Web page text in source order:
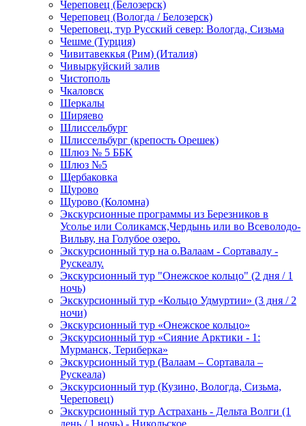
Череповец (Белозерск)
Череповец (Вологда / Белозерск)
Череповец, тур Русский север: Вологда, Сизьма
Чешме (Турция)
Чивитавеккья (Рим) (Италия)
Чивыркуйский залив
Чистополь
Чкаловск
Шеркалы
Ширяево
Шлиссельбург
Шлиссельбург (крепость Орешек)
Шлюз № 5 ББК
Шлюз №5
Щербаковка
Щурово
Щурово (Коломна)
Экскурсионные программы из Березников в
Усолье или Соликамск,Чердынь или во Всеволодо-
Вильву, на Голубое озеро.
Экскурсионный тур на о.Валаам - Сортавалу -
Рускеалу.
Экскурсионный тур "Онежское кольцо" (2 дня / 1
ночь)
Экскурсионный тур «Кольцо Удмуртии» (3 дня / 2
ночи)
Экскурсионный тур «Онежское кольцо»
Экскурсионный тур «Сияние Арктики - 1:
Мурманск, Териберка»
Экскурсионный тур (Валаам – Сортавала –
Рускеала)
Экскурсионный тур (Кузино, Вологда, Сизьма,
Череповец)
Экскурсионный тур Астрахань - Дельта Волги (1
день / 1 ночь) - Никольское.